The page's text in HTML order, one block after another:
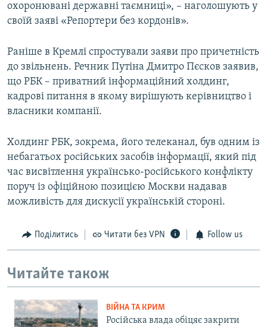
охоронювані державні таємниці», – наголошують у
своїй заяві «Репортери без кордонів».
Раніше в Кремлі спростували заяви про причетність
до звільнень. Речник Путіна Дмитро Пєсков заявив,
що РБК – приватний інформаційний холдинг,
кадрові питання в якому вирішують керівництво і
власники компанії.
Холдинг РБК, зокрема, його телеканал, був одним із
небагатьох російських засобів інформації, який під
час висвітлення українсько-російського конфлікту
поруч із офіційною позицією Москви надавав
можливість для дискусії українській стороні.
Поділитись Читати без VPN Follow us
Читайте також
ВІЙНА ТА КРИМ
Російська влада обіцяє закрити